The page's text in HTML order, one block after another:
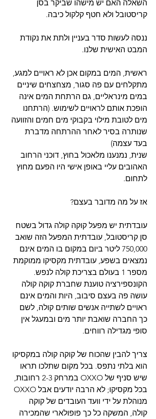
השאלה האם יש מישהו שביקר בסן
קריסטובל ולא חטף קלקול כיבה.
ננסה לעשות סדר בעניין ולתת את נקודת
המבט האישית שלנו.
ראשית, המים במקום אכן לא ראויים למגע,
מתקלחים עם פה סגור, מצחצחים שיניים
במים מינראליים, גם הרתחת המים אינה
הופכת אותם לראויים לשימוש. (הרתחנו
מים לטובת מילוי בקבוקי מים חמים והזוועה
שנותרה בסיר לאחר ההרתחה מדברת
בעד עצמה)
שנית, נמנענו מלאכול בחוץ, דוכני הרחוב
האהובים עליי באופן אישי היו הפעם מחוץ
לתחום.
אז על מה מדובר בעצם?
עובדתית יש מפעל קוקה קולה גדול בשטח
סן קריסטובל, עובדתית המפעל הזה שואב
750,000 ליטר ביום במקום בו המים אינם
נמצאים בשפע, עובדתית מקסיקו ממוקמת
מספר 1 בעולם בצריכת קולה לנפש.
הקונספירציה טוענת שחברת קוקה קולה
עושה פה בעצם סיבוב, היות והמים אינם
ראויים לשתייה אנשים שותים קולה, לשם
כך החברה שואבת יותר מים ובמעגל אין
סופי מגדילה רווחים.
צריך להבין שהכוח של קוקה קולה במקסיקו
הוא בלתי נתפס. בכל מקום שתלכו תראו
שיש סניף של OXXO במרחק 2-3 רחובות,
מנוהלת על ידי וועד העובדים של קוקה
קולה, המשקה כל כך פופולארי שהמכירה